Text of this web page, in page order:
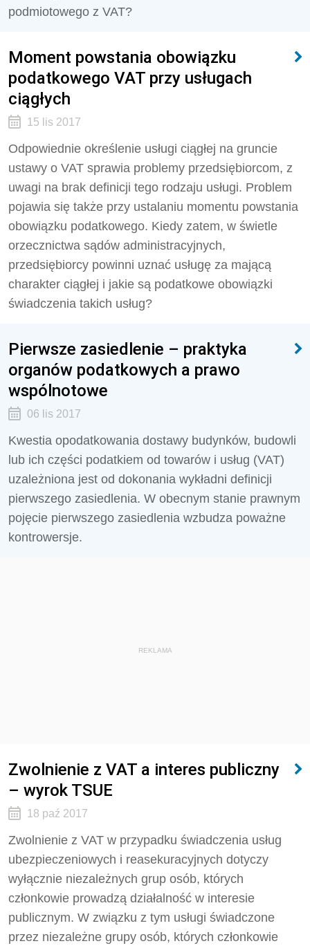
podmiotowego z VAT?
Moment powstania obowiązku
podatkowego VAT przy usługach
ciągłych
15 lis 2017
Odpowiednie określenie usługi ciągłej na gruncie
ustawy o VAT sprawia problemy przedsiębiorcom, z
uwagi na brak definicji tego rodzaju usługi. Problem
pojawia się także przy ustalaniu momentu powstania
obowiązku podatkowego. Kiedy zatem, w świetle
orzecznictwa sądów administracyjnych,
przedsiębiorcy powinni uznać usługę za mającą
charakter ciągłej i jakie są podatkowe obowiązki
świadczenia takich usług?
Pierwsze zasiedlenie – praktyka
organów podatkowych a prawo
wspólnotowe
06 lis 2017
Kwestia opodatkowania dostawy budynków, budowli
lub ich części podatkiem od towarów i usług (VAT)
uzależniona jest od dokonania wykładni definicji
pierwszego zasiedlenia. W obecnym stanie prawnym
pojęcie pierwszego zasiedlenia wzbudza poważne
kontrowersje.
REKLAMA
Zwolnienie z VAT a interes publiczny
– wyrok TSUE
18 paź 2017
Zwolnienie z VAT w przypadku świadczenia usług
ubezpieczeniowych i reasekuracyjnych dotyczy
wyłącznie niezależnych grup osób, których
członkowie prowadzą działalność w interesie
publicznym. W związku z tym usługi świadczone
przez niezależne grupy osób, których członkowie